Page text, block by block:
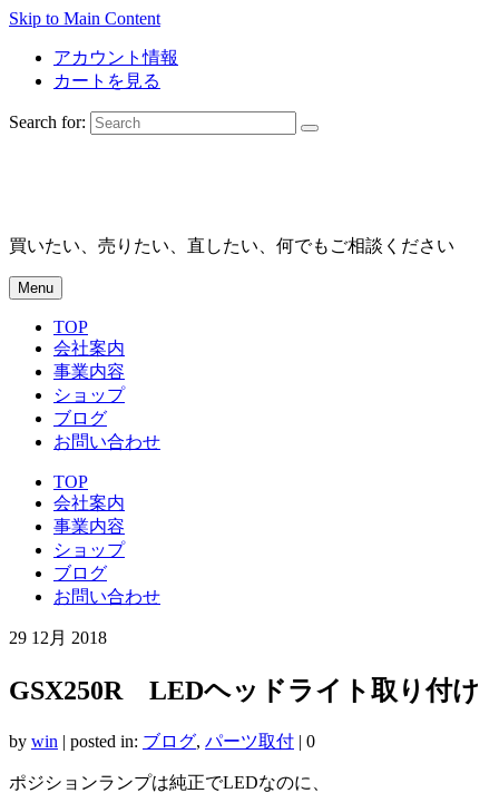
Skip to Main Content
アカウント情報
カートを見る
Search for:
買いたい、売りたい、直したい、何でもご相談ください
Menu
TOP
会社案内
事業内容
ショップ
ブログ
お問い合わせ
TOP
会社案内
事業内容
ショップ
ブログ
お問い合わせ
29 12月 2018
GSX250R LEDヘッドライト取り付け
by win | posted in: ブログ, パーツ取付 | 0
ポジションランプは純正でLEDなのに、